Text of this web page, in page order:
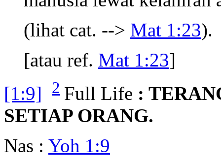
(lihat cat. --> Mat 1:23).
[atau ref. Mat 1:23]
[1:9]
2 Full Life :
SETIAP ORANG.
Nas : Yoh 1:9